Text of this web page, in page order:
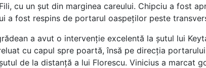
cu un șut din marginea careului. Chipciu a fost
a fost respins de portarul oaspeților peste
a avut o intervenție excelentă la șutul lui
cu capul spre poartă, însă pe direcția
de la distanță a lui Florescu. Vinicius a marcat